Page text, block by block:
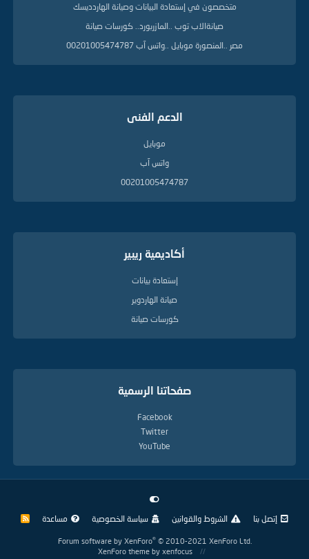
متخصصون في إستعادة البيانات وصيانة الهاردديسك
صيانةالاب توب ..المازربورد.. كورسات صيانة
مصر ..المنصورة موبايل ..واتس آب 00201005474787
الدعم الفنى
موبايل
واتس آب
00201005474787
أكاديمية ريبير
إستعادة بيانات
صيانة الهاردوير
كورسات صيانة
صفحاتنا الرسمية
Facebook
Twitter
YouTube
إتصل بنا الشروط والقوانين سياسة الخصوصية مساعدة
R
Forum software by XenForo® © 2010-2021 XenForo Ltd.
XenForo theme by xenfocus